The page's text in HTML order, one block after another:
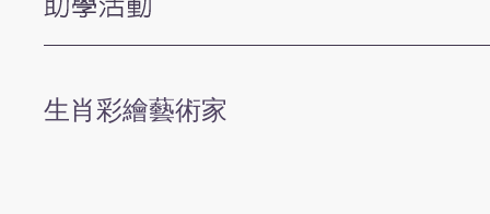
生肖彩繪藝術家